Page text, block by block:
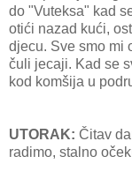
do "Vuteksa" kad
otići nazad kući,
djecu. Sve smo mi
čuli jecaji. Kad se
kod komšija u
UTORAK: Čitav
radimo, stalno